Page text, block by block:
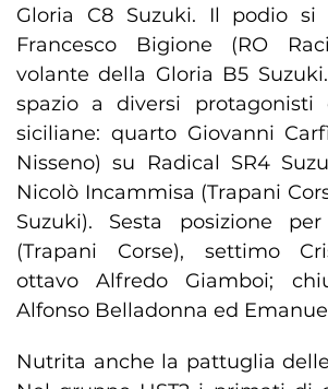
Gloria C8 Suzuki. Il podio si
Francesco Bigione (RO
volante della Gloria B5
spazio a diversi protagonisti
siciliane: quarto Giovanni
Nisseno) su Radical SR4
Nicolò Incammisa (Trapani
Suzuki). Sesta posizione
(Trapani Corse), settimo
ottavo Alfredo Giamboi;
Alfonso Belladonna ed
Nutrita anche la pattuglia